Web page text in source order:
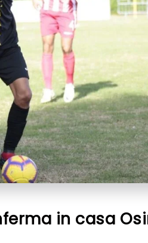
in casa